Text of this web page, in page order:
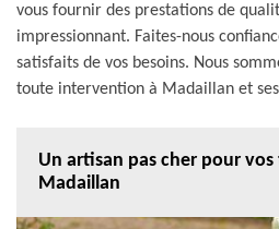
vous fournir des prestations de
impressionnant. Faites-nous
satisfaits de vos besoins. Nous
toute intervention à Madaillan et
Un artisan pas cher pour vos
Madaillan